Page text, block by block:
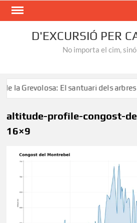
Skip
D'EXCURSIÓ PER
No importa el cim,
Grevolosa: El santuari dels arbres
altitude-profile-congost-
16×9